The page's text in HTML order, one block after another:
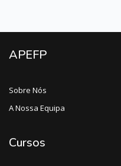
APEFP
Sobre Nós
A Nossa Equipa
Cursos